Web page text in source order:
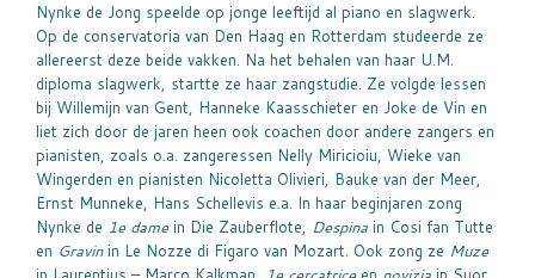
Nynke de Jong speelde op jonge leeftijd al piano en slagwerk.
Op de conservatoria van Den Haag en Rotterdam studeerde ze
allereerst deze beide vakken. Na het behalen van haar U.M.
diploma slagwerk, startte ze haar zangstudie. Ze volgde lessen
bij Willemijn van Gent, Hanneke Kaasschieter en Joke de Vin en
liet zich door de jaren heen ook coachen door andere zangers en
pianisten, zoals o.a. zangeressen Nelly Miricioiu, Wieke van
Wingerden en pianisten Nicoletta Olivieri, Bauke van der Meer,
Ernst Munneke, Hans Schellevis e.a. In haar beginjaren zong
Nynke de 1e damein Die Zauberflote, Despina in Cosi fan Tutte
en Gravinin Le Nozze di Figaro van Mozart. Ook zong ze Muze